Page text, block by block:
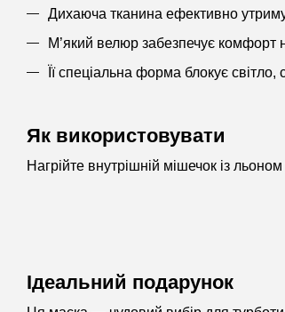
Дихаюча тканина ефективно
М’який велюр забезпечує комфорт
Її спеціальна форма блокує
Як використовувати
Нагрійте внутрішній мішечок із
Ідеальний подарунок